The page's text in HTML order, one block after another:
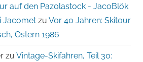
auf den Pazolastock - JacoBlök
Jacomet zu Vor 40 Jahren: Skitour
Ostern 1986
zu Vintage-Skifahren, Teil 30: